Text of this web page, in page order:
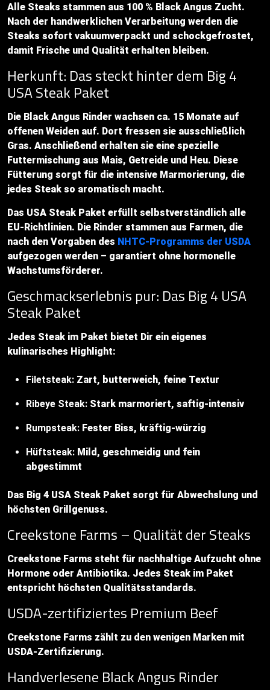
Alle Steaks stammen aus 100 % Black Angus Zucht.
Nach der handwerklichen Verarbeitung werden die
Steaks sofort vakuumverpackt und schockgefrostet,
damit Frische und Qualität erhalten bleiben.
Herkunft: Das steckt hinter dem Big 4
USA Steak Paket
Die Black Angus Rinder wachsen ca. 15 Monate auf
offenen Weiden auf. Dort fressen sie ausschließlich
Gras. Anschließend erhalten sie eine spezielle
Futtermischung aus Mais, Getreide und Heu. Diese
Fütterung sorgt für die intensive Marmorierung, die
jedes Steak so aromatisch macht.
Das USA Steak Paket erfüllt selbstverständlich alle
EU-Richtlinien. Die Rinder stammen aus Farmen, die
nach den Vorgaben des NHTC-Programms der USDA
aufgezogen werden – garantiert ohne hormonelle
Wachstumsförderer.
Geschmackserlebnis pur: Das Big 4 USA
Steak Paket
Jedes Steak im Paket bietet Dir ein eigenes
kulinarisches Highlight:
Filetsteak: Zart, butterweich, feine Textur
Ribeye Steak: Stark marmoriert, saftig-intensiv
Rumpsteak: Fester Biss, kräftig-würzig
Hüftsteak: Mild, geschmeidig und fein
abgestimmt
Das Big 4 USA Steak Paket sorgt für Abwechslung und
höchsten Grillgenuss.
Creekstone Farms – Qualität der Steaks
Creekstone Farms steht für nachhaltige Aufzucht ohne
Hormone oder Antibiotika. Jedes Steak im Paket
entspricht höchsten Qualitätsstandards.
USDA-zertifiziertes Premium Beef
Creekstone Farms zählt zu den wenigen Marken mit
USDA-Zertifizierung.
Handverlesene Black Angus Rinder